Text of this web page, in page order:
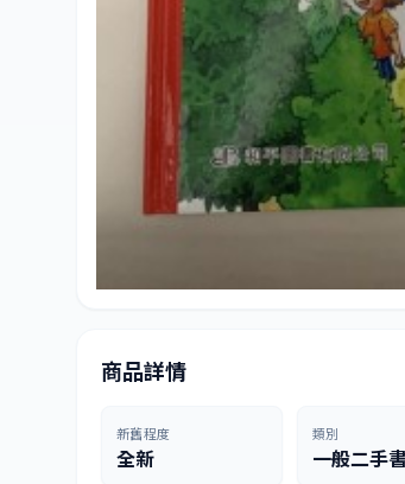
商品詳情
新舊程度
全新
類別
一般二手